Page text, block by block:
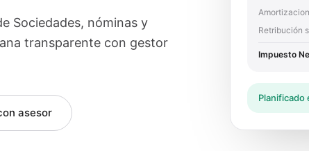
Sociedades, nóminas y
transparente con gestor
asesor
Retribución
Impuesto
Planificado